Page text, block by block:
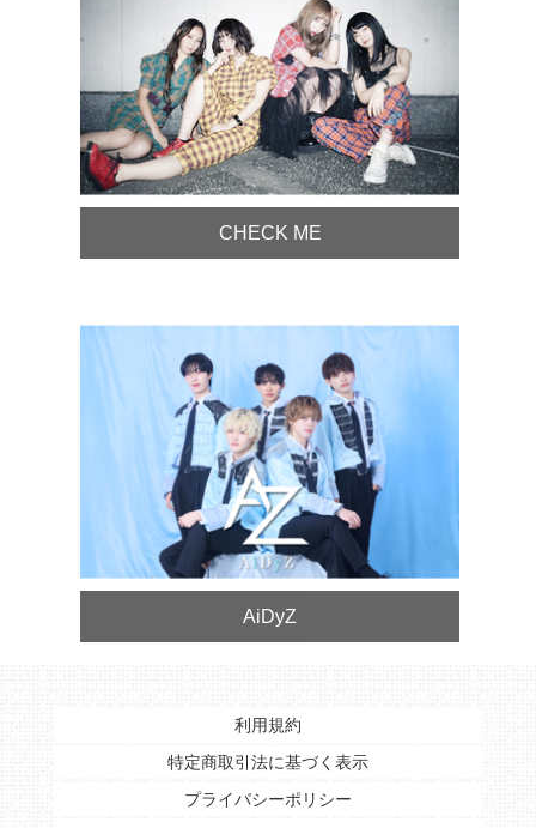
CHECK ME
AiDyZ
利用規約
特定商取引法に基づく表示
プライバシーポリシー